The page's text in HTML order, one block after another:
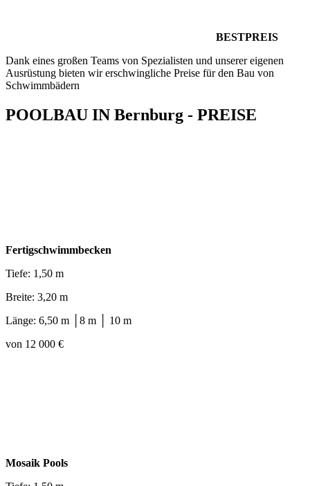
BESTPREIS
Dank eines großen Teams von Spezialisten und unserer eigenen
Ausrüstung bieten wir erschwingliche Preise für den Bau von
Schwimmbädern
POOLBAU IN Bernburg - PREISE
Fertigschwimmbecken
Tiefe: 1,50 m
Breite: 3,20 m
Länge: 6,50 m │8 m │ 10 m
von 12 000 €
Mosaik Pools